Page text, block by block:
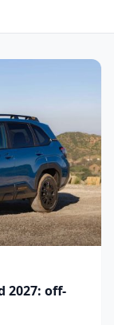
2027: off-